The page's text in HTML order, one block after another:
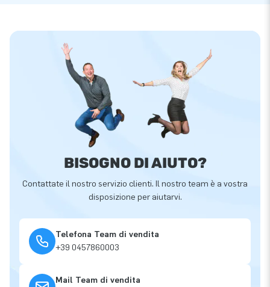
BISOGNO DI AIUTO?
Contattate il nostro servizio clienti. Il nostro team è a vostra
disposizione per aiutarvi.
Telefona Team di vendita
+39 0457860003
Mail Team di vendita